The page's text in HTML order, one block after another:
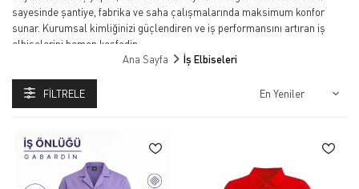
sayesinde şantiye, fabrika ve saha çalışmalarında maksimum konfor
sunar. Kurumsal kimliğinizi güçlendiren ve iş performansını artıran iş
elbiselerini hemen keşfedin.
Kaliteli İş Elbiseleri: Güvenli ve Konforlu Çalışma Ortamları İçin En
İş elbiseleri, çalışanların güvenliği, konforu ve verimliliği için büyük önem
maksimum koruma ve rahatlık sunar. Endüstriyel iş kıyafetleri, inşaat
işçileri, fabrika çalışanları, sağlık personeli ve daha pek çok meslek
grubu için özel olarak tasarlanmıştır.
Ana Sayfa İş Elbiseleri
FILTRELE